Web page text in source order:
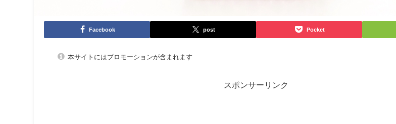
Facebook post Pocket
本サイトにはプロモーションが含まれます
スポンサーリンク